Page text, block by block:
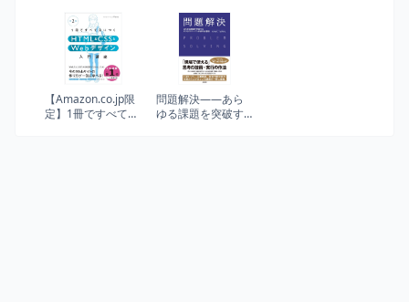
学 (光文社新書)
【Amazon.co.jp限
定】1冊ですべて身
問題解決――あら
ゆる課題を突破す